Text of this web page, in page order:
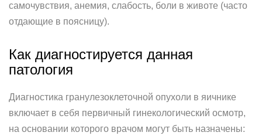
самочувствия, анемия, слабость, боли в животе (часто
отдающие в поясницу).
Как диагностируется данная
патология
Диагностика гранулезоклеточной опухоли в яичнике
включает в себя первичный гинекологический осмотр,
на основании которого врачом могут быть назначены: